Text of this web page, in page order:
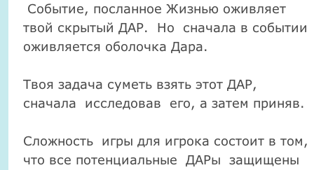
Событие, посланное Жизнью оживляет
твой скрытый ДАР. Но сначала в событии
оживляется оболочка Дара.
Твоя задача суметь взять этот ДАР,
сначала исследовав его, а затем приняв.
Сложность игры для игрока состоит в том,
что все потенциальные ДАРы защищены